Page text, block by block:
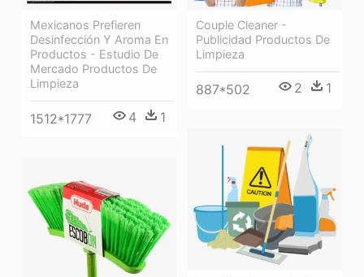
Mexicanos Prefieren
Desinfección Y Aroma En
Productos - Estudio De
Mercado Productos De
Limpieza
1512*1777 4 1
Couple Cleaner -
Publicidad Productos De
Limpieza
887*502 2 1